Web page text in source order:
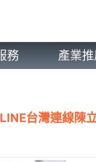
務 產業
台灣連線陳